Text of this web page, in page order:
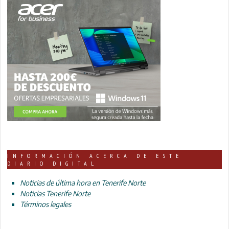
INFORMACIÓN ACERCA DE ESTE
DIARIO DIGITAL
Noticias de última hora en Tenerife Norte
Noticias Tenerife Norte
Términos legales